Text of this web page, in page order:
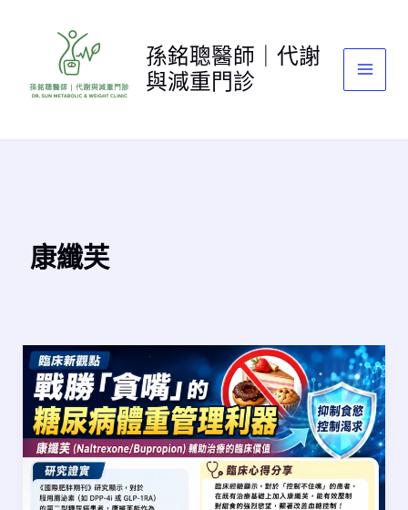
孫銘聰醫師｜代謝
與減重門診
康纖芙